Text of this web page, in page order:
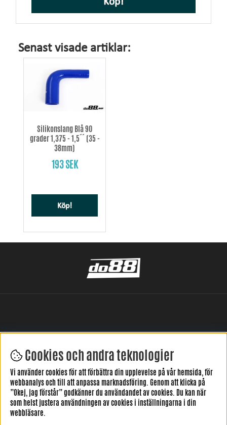
Senast visade artiklar:
Silikonslang Blå 90
grader 1,375 - 1,5´´ (35 -
38mm)
193 SEK
Köp!
LÄMNA DIN RECENSION HÄR
Cookies och andra teknologier
Vi använder cookies för att förbättra din upplevelse på vår hemsida, för
webbanalys och till att anpassa marknadsföring. Genom att klicka på
”Okej, jag förstår” godkänner du användandet av cookies. Du kan när
som helst justera användningen av cookies i inställningarna i din
webbläsare.